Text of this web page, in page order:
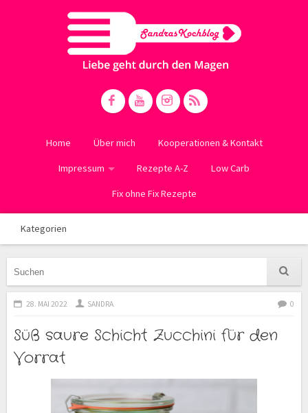
Home Über mich Kooperationen & Kontakt
Impressum Rezepte A-Z Low Carb
Fix ohne Fix Rezepte
Kategorien
28. MAI 2022 SANDRA 0
Süß saure Schicht Zucchini für den
Vorrat